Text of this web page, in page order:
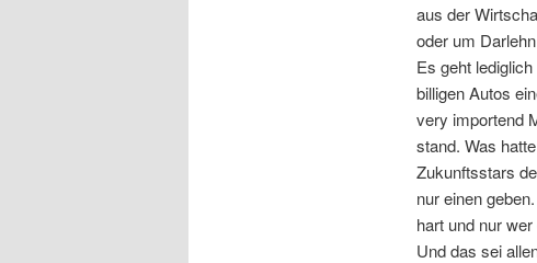
aus der
oder um
Es geht
billigen Autos
very importend
stand. Was
Zukunftsstars
nur einen
hart und nur
Und das sei